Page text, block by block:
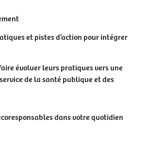
et pistes d’action pour intégrer
évoluer leurs pratiques vers une
de la santé publique et des
dans votre quotidien